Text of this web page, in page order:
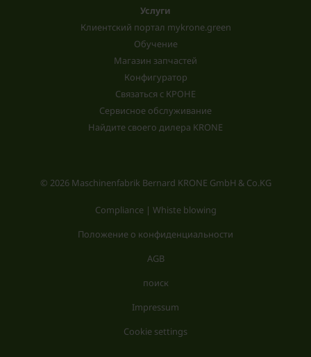
Услуги
Клиентский портал mykrone.green
Обучение
Магазин запчастей
Конфигуратор
Связаться с КРОНЕ
Сервисное обслуживание
Найдите своего дилера KRONE
© 2026 Maschinenfabrik Bernard KRONE GmbH & Co.KG
Compliance | Whiste blowing
Положение о конфиденциальности
AGB
поиск
Impressum
Cookie settings